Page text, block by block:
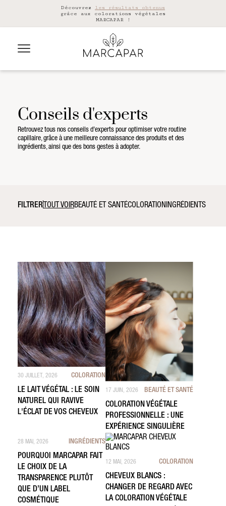
Découvrez les résultats obtenus
grâce aux colorations végétales
MARCAPAR !
Conseils d'experts
Retrouvez tous nos conseils d’experts pour optimiser votre routine
capillaire, grâce à une meilleure connaissance des produits et des
ingrédients, ainsi que des bons gestes à adopter.
FILTRER TOUT VOIRBEAUTÉ ET SANTÉCOLORATIONINGRÉDIENTS
30 JUILLET, 2026 COLORATION
LE LAIT VÉGÉTAL : LE SOIN
NATUREL QUI RAVIVE
L'ÉCLAT DE VOS CHEVEUX
17 JUIN, 2026 BEAUTÉ ET SANTÉ
COLORATION VÉGÉTALE
PROFESSIONNELLE : UNE
EXPÉRIENCE SINGULIÈRE
28 MAI, 2026 INGRÉDIENTS
POURQUOI MARCAPAR FAIT
LE CHOIX DE LA
TRANSPARENCE PLUTÔT
QUE D’UN LABEL
COSMÉTIQUE
12 MAI, 2026 COLORATION
CHEVEUX BLANCS :
CHANGER DE REGARD AVEC
LA COLORATION VÉGÉTALE